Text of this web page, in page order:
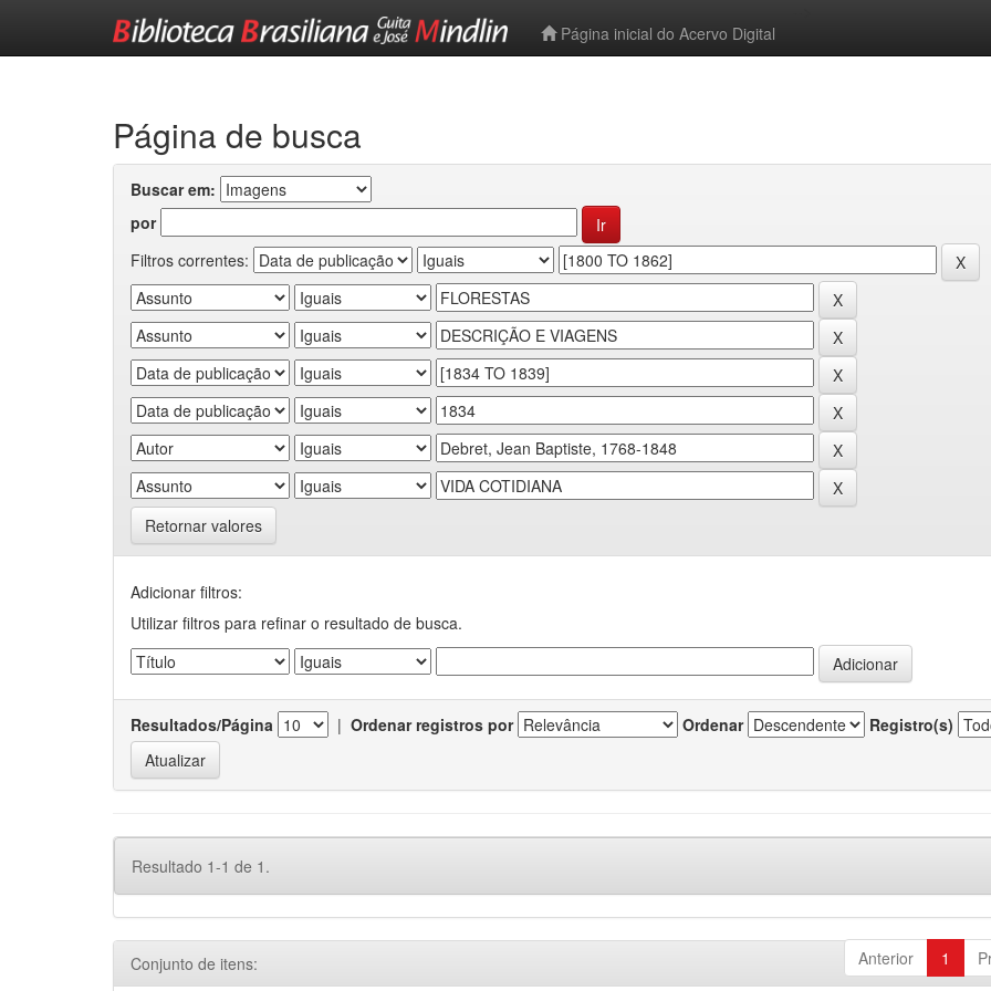
Página inicial do Acervo Digital
Página de busca
Buscar em:
por
Filtros correntes:
Retornar valores
Adicionar filtros:
Utilizar filtros para refinar o resultado de busca.
Resultados/Página | Ordenar registros por Ordenar Registro(s)
Resultado 1-1 de 1.
Anterior 1
Conjunto de itens: